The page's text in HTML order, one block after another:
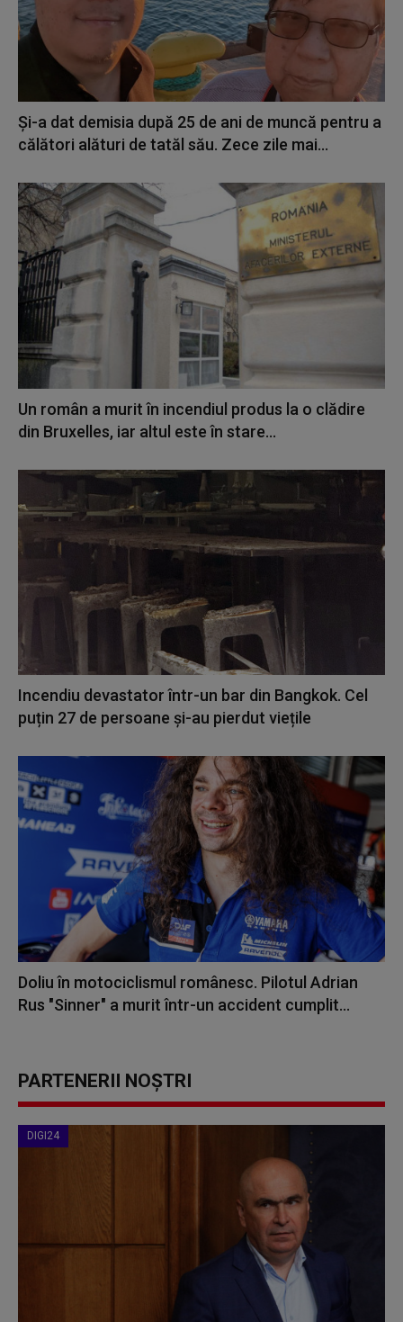
Și-a dat demisia după 25 de ani de muncă pentru a
călători alături de tatăl său. Zece zile mai...
Un român a murit în incendiul produs la o clădire
din Bruxelles, iar altul este în stare...
Incendiu devastator într-un bar din Bangkok. Cel
puțin 27 de persoane și-au pierdut viețile
Doliu în motociclismul românesc. Pilotul Adrian
Rus "Sinner" a murit într-un accident cumplit...
PARTENERII NOȘTRI
DIGI24